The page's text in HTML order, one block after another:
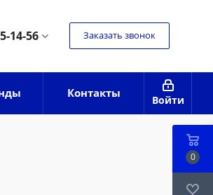
14-56 Заказать звонок
Войти
Контакты
0